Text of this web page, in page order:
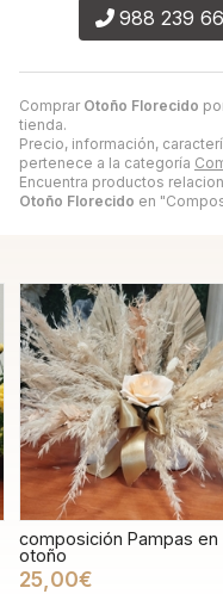
Comprar Otoño Florecido
tienda.
Precio, información,
pertenece a la categoría
Encuentra productos
Otoño Florecido en
988 239
composición Pampas en
otoño
25,00€